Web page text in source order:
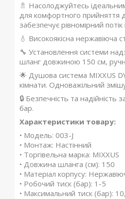
🚿 Насолоджуйтесь
для комфортного прийняття
забезпечує рівномірний
💧 Високоякісна нержавіюча
🔧 Установлення системи
шланг довжиною 150 см,
🌟 Душова система MIXXUS
кімнати. Одноважільний
🔒 Безпечність та
бар.
Характеристики товару:
• Модель: 003-J
• Монтаж: Настінний
• Торгівельна марка: MIXXUS
• Довжина шланга (см): 150
• Матеріал корпусу:
• Робочий тиск (бар): 1-5
• Максимальний тиск (бар):